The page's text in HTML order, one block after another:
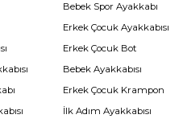
Bebek Spor Ayakkabı
Erkek Çocuk Ayakkabısı
Erkek Çocuk Bot
Bebek Ayakkabısı
Erkek Çocuk Krampon
İlk Adım Ayakkabısı